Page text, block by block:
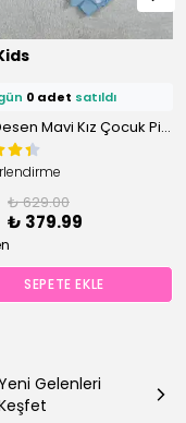
1 kişifavoriledi!
0 adet satıldı
Bulut Desen Mavi Kız Çocuk Pijama Takım
₺ 629.00
₺ 379.99
SEPETE EKLE
Gelenleri